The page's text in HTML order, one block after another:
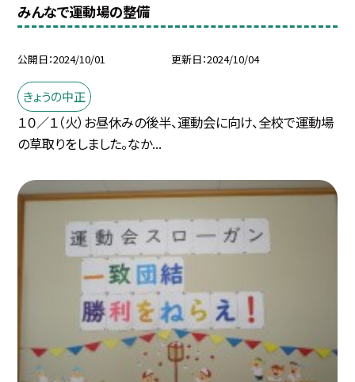
みんなで運動場の整備
公開日 2024/10/01 更新日 2024/10/04
きょうの中正
１０／１（火）お昼休みの後半、運動会に向け、全校で運動場
の草取りをしました。なか...